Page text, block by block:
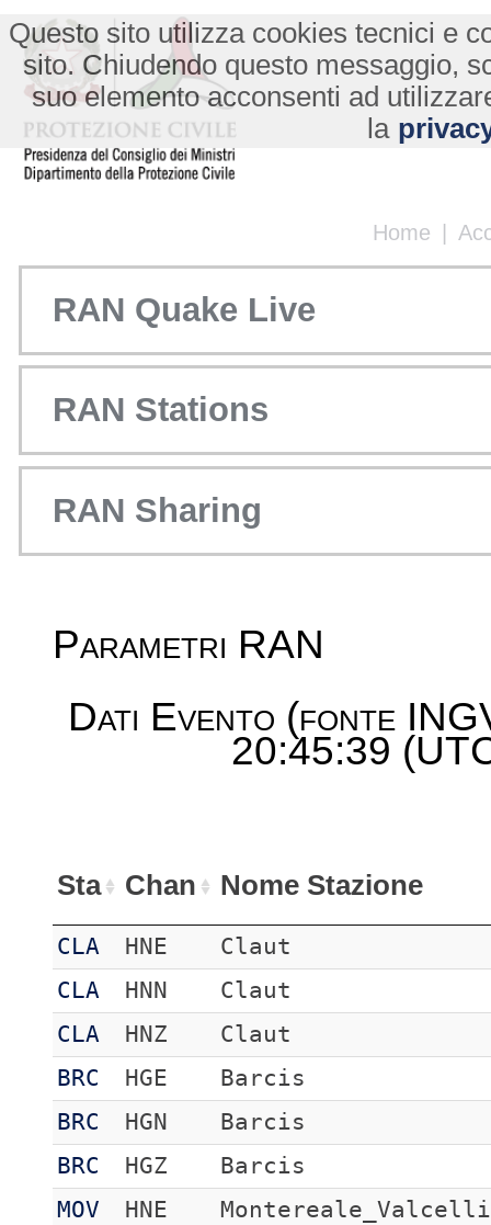
Home |
Questo sito utilizza cookies tecnici e
sito. Chiudendo questo messaggio,
suo elemento acconsenti ad
la
RAN Quake Live
RAN Stations
RAN Sharing
Parametri RAN
Dati Evento (fonte
20:45:39
Sta Chan Nome Stazione
CLA HNE
Claut
CLA
HNN
Claut
CLA
HNZ
Claut
BRC
HGE
Barcis
BRC
HGN
Barcis
BRC
HGZ
Barcis
MOV
HNE